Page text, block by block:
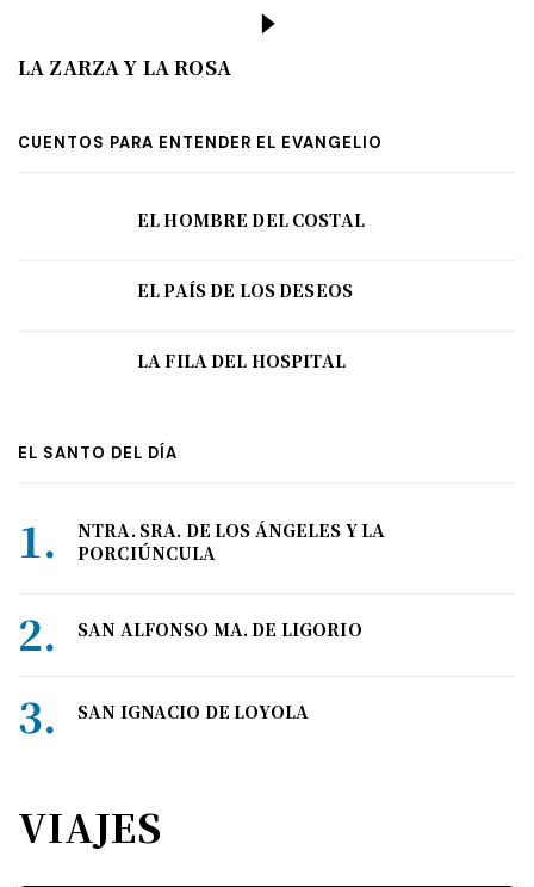
LA ZARZA Y LA ROSA
CUENTOS PARA ENTENDER EL EVANGELIO
EL HOMBRE DEL COSTAL
EL PAÍS DE LOS DESEOS
LA FILA DEL HOSPITAL
EL SANTO DEL DÍA
NTRA. SRA. DE LOS ÁNGELES Y LA
PORCIÚNCULA
SAN ALFONSO MA. DE LIGORIO
SAN IGNACIO DE LOYOLA
VIAJES